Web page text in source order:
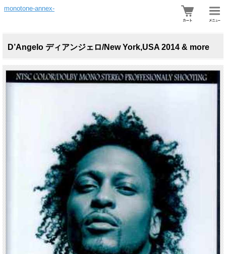
monotone-annex-
D’Angelo ディアンジェロ/New York,USA 2014 & more